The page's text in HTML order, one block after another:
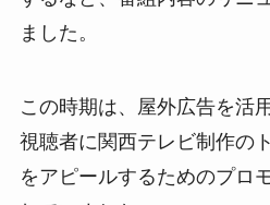
ました。
この時期は、屋外広告を活
視聴者に関西テレビ制作の
をアピールするためのプロ